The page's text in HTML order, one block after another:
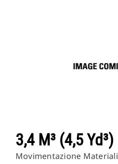
3,4 M³ (4,5 Yd³)
Movimentazione Materiali